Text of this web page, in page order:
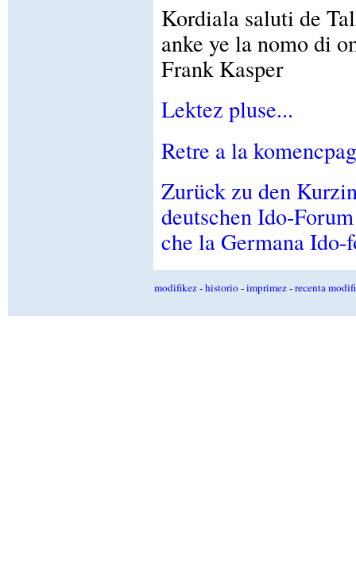
Kordiala saluti de
anke ye la nomo di
Frank Kasper
Lektez pluse...
Retre a la
Zurück zu den
deutschen Ido-
che la Germana Ido-
modifikez-historio-imprimez-recenta